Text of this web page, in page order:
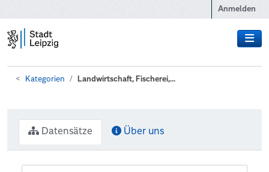
Anmelden
Kategorien Landwirtschaft, Fischerei,...
Datensätze Über uns